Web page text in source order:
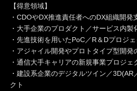
【得意領域】
・CDOやDX推進責任者へのDX組織開発
・大手企業のプロダクト／サービス内製
・先進技術を用いたPoC／R＆Dプロジ
・アジャイル開発やプロトタイプ型開発
・通信大手キャリアの新規事業プロジェ
・建設系企業のデジタルツイン／3D(AR
クト